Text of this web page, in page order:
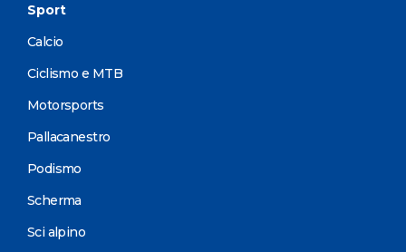
Sport
Calcio
Ciclismo e MTB
Motorsports
Pallacanestro
Podismo
Scherma
Sci alpino